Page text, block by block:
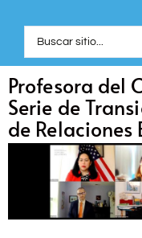
Profesora del
Serie de
de Relaciones